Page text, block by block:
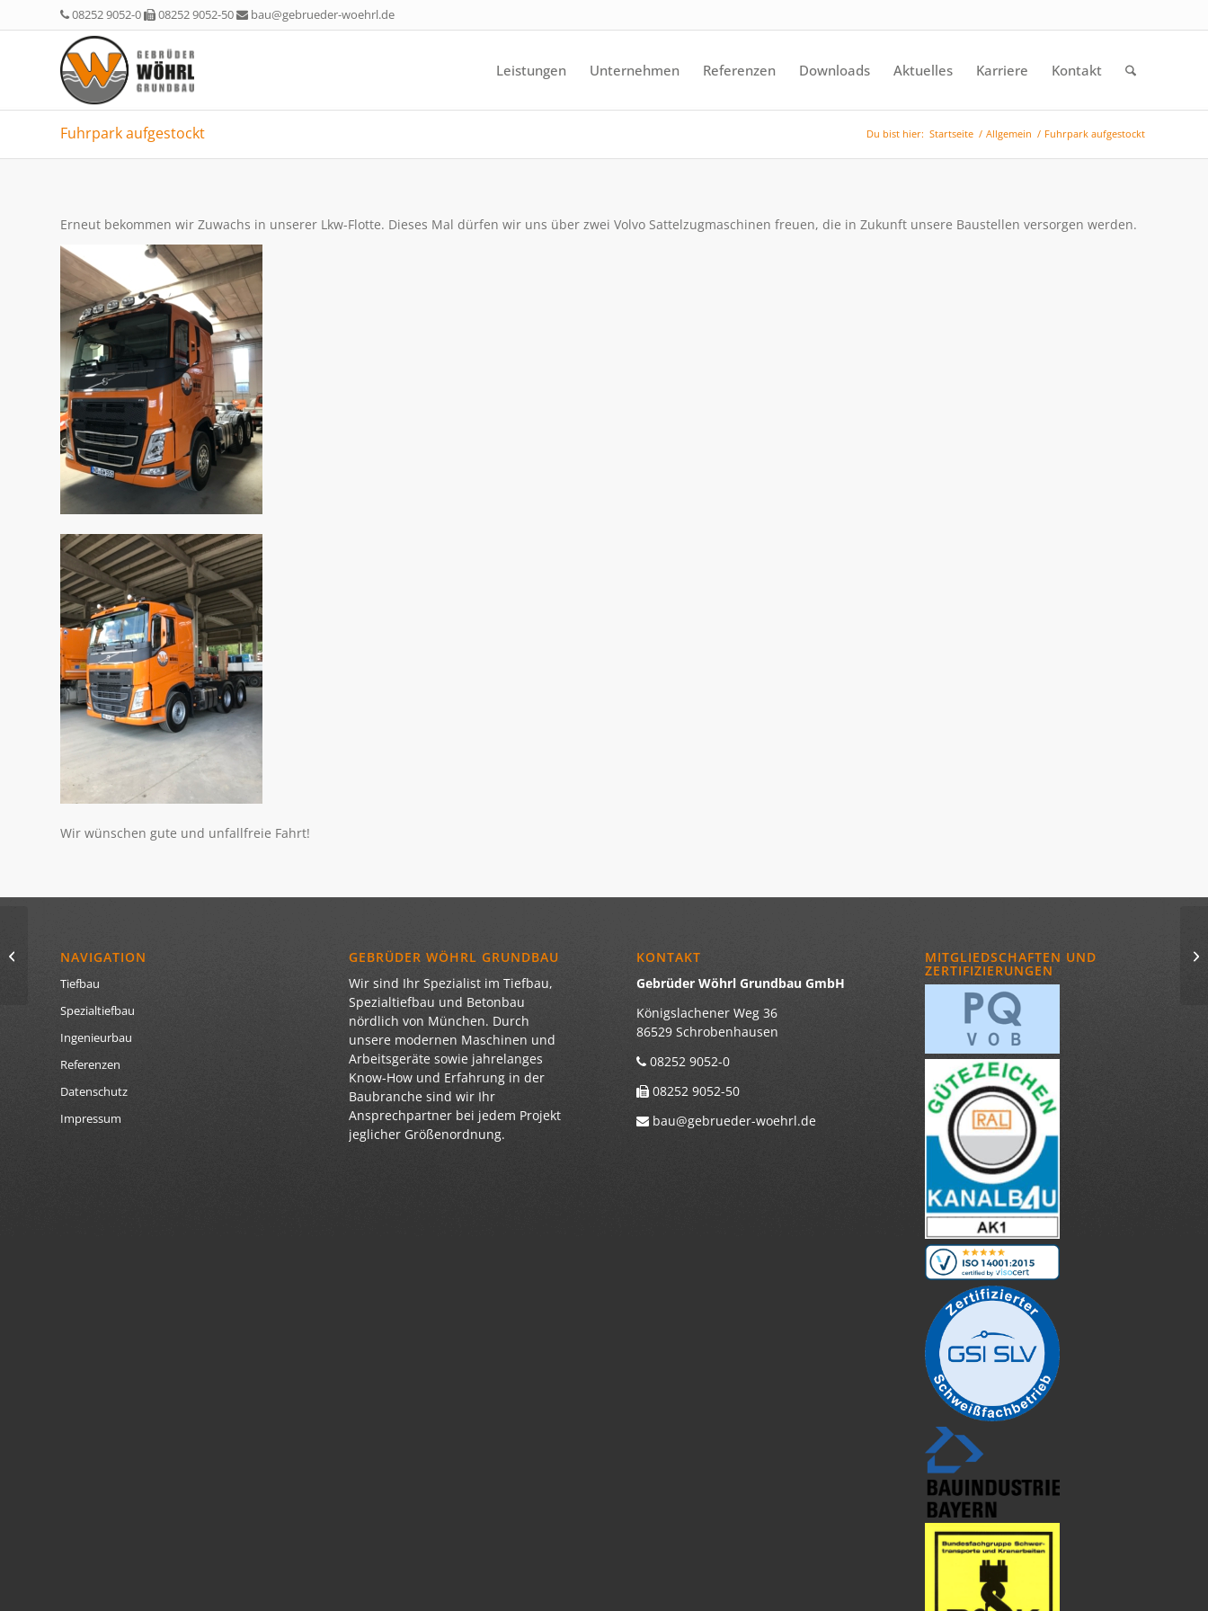
08252 9052-0 08252 9052-50 bau@gebrueder-woehrl.de
Leistungen Unternehmen Referenzen Downloads Aktuelles Karriere Kontakt
Fuhrpark aufgestockt Du bist hier: Startseite / Allgemein / Fuhrpark aufgestockt
Erneut bekommen wir Zuwachs in unserer Lkw-Flotte. Dieses Mal dürfen wir uns über zwei Volvo Sattelzugmaschinen freuen, die in Zukunft unsere Baustellen versorgen werden.
Wir wünschen gute und unfallfreie Fahrt!
NAVIGATION
Tiefbau
Spezialtiefbau
Ingenieurbau
Referenzen
Datenschutz
Impressum
GEBRÜDER WÖHRL GRUNDBAU
Wir sind Ihr Spezialist im Tiefbau,
Spezialtiefbau und Betonbau
nördlich von München. Durch
unsere modernen Maschinen und
Arbeitsgeräte sowie jahrelanges
Know-How und Erfahrung in der
Baubranche sind wir Ihr
Ansprechpartner bei jedem Projekt
jeglicher Größenordnung.
KONTAKT
Gebrüder Wöhrl Grundbau GmbH
Königslachener Weg 36
86529 Schrobenhausen
08252 9052-0
08252 9052-50
bau@gebrueder-woehrl.de
MITGLIEDSCHAFTEN UND
ZERTIFIZIERUNGEN
für den Spezialtiefbau